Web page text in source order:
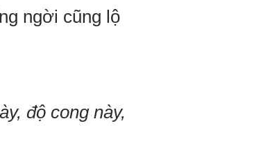
ngời cũng lộ
độ cong này,